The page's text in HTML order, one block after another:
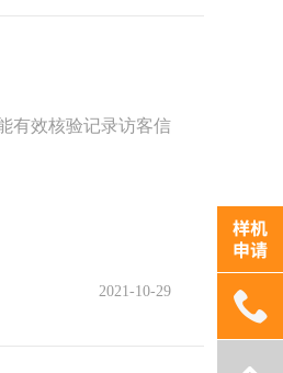
有效核验记录访客信
2021-10-29